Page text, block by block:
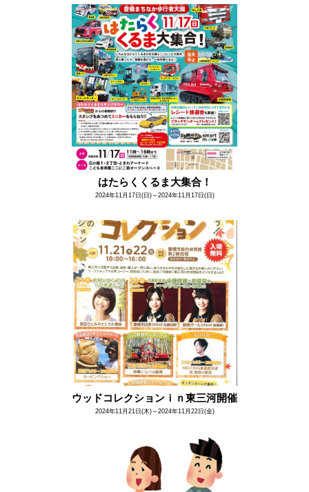
はたらくくるま大集合！
2024年11月17日(日)～2024年11月17日(日)
ウッドコレクションｉｎ東三河開催
2024年11月21日(木)～2024年11月22日(金)